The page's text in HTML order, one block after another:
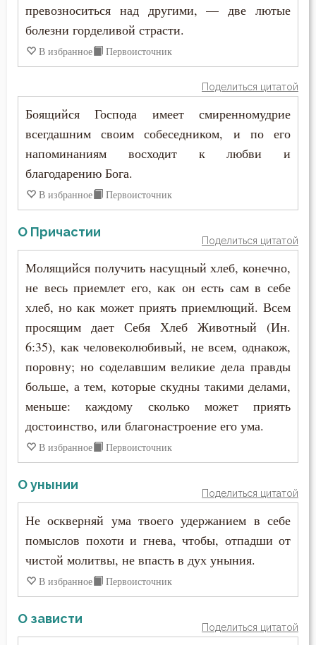
превозноситься над другими, — две лютые
болезни горделивой страсти.
В избранное Первоисточник
Поделиться цитатой
Боящийся Господа имеет смиренномудрие
всегдашним своим собеседником, и по его
напоминаниям восходит к любви и
благодарению Бога.
В избранное Первоисточник
О Причастии
Поделиться цитатой
Молящийся получить насущный хлеб, конечно,
не весь приемлет его, как он есть сам в себе
хлеб, но как может приять приемлющий. Всем
просящим дает Себя Хлеб Животный (Ин.
6:35), как человеколюбивый, не всем, однакож,
поровну; но соделавшим великие дела правды
больше, а тем, которые скудны такими делами,
меньше: каждому сколько может приять
достоинство, или благонастроение его ума.
В избранное Первоисточник
О унынии
Поделиться цитатой
Не оскверняй ума твоего удержанием в себе
помыслов похоти и гнева, чтобы, отпадши от
чистой молитвы, не впасть в дух уныния.
В избранное Первоисточник
О зависти
Поделиться цитатой